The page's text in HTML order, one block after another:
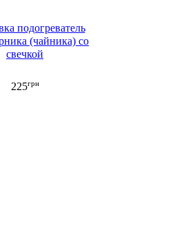
подогреватель
(чайника) со
свечкой
225грн